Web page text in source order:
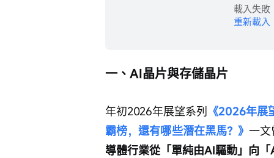
載入失敗
重新載入
一、AI晶片與存儲晶片
年初2026年展望系列 《2026年展
霸榜，還有哪些潛在黑馬？》一
導體行業從「單純由AI驅動」向